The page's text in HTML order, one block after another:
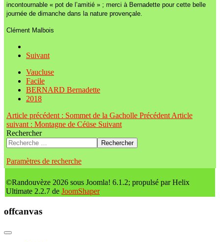
incontournable « pot de l’amitié » ; merci à Bernadette pour cette belle
journée de dimanche dans la nature provençale.
Clément Malbois
Suivant
Vaucluse
Facile
BERNARD Bernadette
2018
Article précédent : Sommet de la Gacholle Précédent Article
suivant : Montagne de Céüse Suivant
Rechercher
Rechercher
Paramètres de recherche
©Randouvèze 2026 sous Joomla! 6.1.2; propulsé par Helix
Ultimate 2.2.7 de JoomShaper
offcanvas